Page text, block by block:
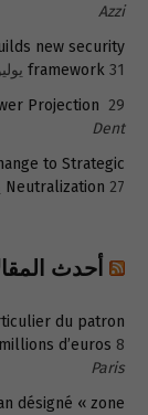
Azzi
new security
framework 31 يوليو 2026
Projection 29 يوليو 2026
Dent
to Strategic
Neutralization 27 يوليو 2026
أحدث
du patron
d’euros 8 أغسطس 2026
Paris
désigné « zone